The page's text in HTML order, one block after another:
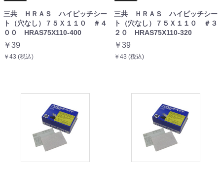
三共 ＨＲＡＳ ハイピッチシー
ト（穴なし）７５Ｘ１１０ ＃４
００ HRAS75X110-400
￥39
￥43 (税込)
三共 ＨＲＡＳ ハイピッチシー
ト（穴なし）７５Ｘ１１０ ＃３
２０ HRAS75X110-320
￥39
￥43 (税込)